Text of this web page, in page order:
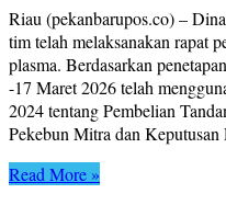
Riau (pekanbarupos.co) –
tim telah melaksanakan rapat
plasma. Berdasarkan
-17 Maret 2026 telah
2024 tentang Pembelian
Pekebun Mitra dan
Read More »